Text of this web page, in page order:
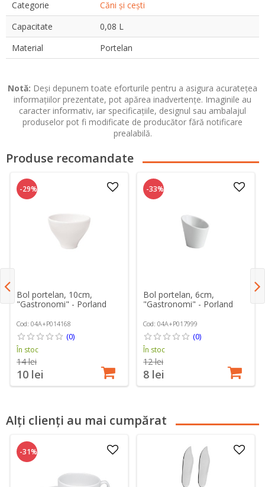
Categorie
Căni și cești
Capacitate
0,08 L
Material
Portelan
Notă: Deși depunem toate eforturile pentru a asigura acuratețea
informațiilor prezentate, pot apărea inadvertențe. Imaginile au
caracter informativ, iar specificațiile, designul sau ambalajul
produselor pot fi modificate de producător fără notificare
prealabilă.
Produse recomandate
-29%
Bol portelan, 10cm,
"Gastronomi" - Porland
Cod: 04A+P014168
(0)
În stoc
14 lei
10 lei
-33%
Bol portelan, 6cm,
"Gastronomi" - Porland
Cod: 04A+P017999
(0)
În stoc
12 lei
8 lei
Alți clienți au mai cumpărat
-31%